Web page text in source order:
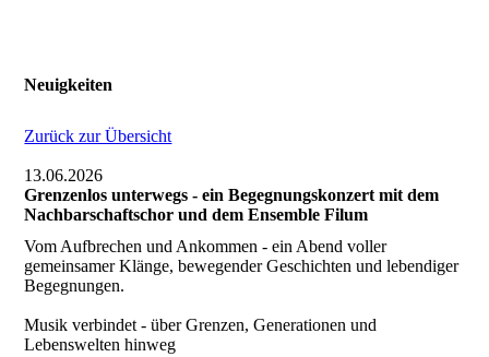
Neuigkeiten
Zurück zur Übersicht
13.06.2026
Grenzenlos unterwegs - ein Begegnungskonzert mit dem
Nachbarschaftschor und dem Ensemble Filum
Vom Aufbrechen und Ankommen - ein Abend voller
gemeinsamer Klänge, bewegender Geschichten und lebendiger
Begegnungen.
Musik verbindet - über Grenzen, Generationen und
Lebenswelten hinweg